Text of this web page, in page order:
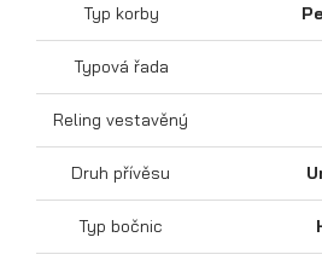
Sklápěcí
Typ korby
Typová řada
Reling vestavěný
Druh přívěsu
Typ bočnic